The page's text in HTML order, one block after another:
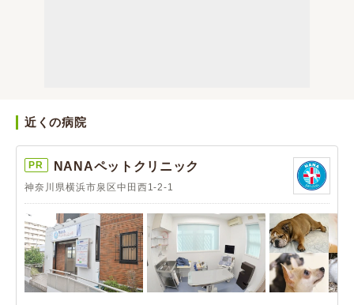
近くの病院
PR NANAペットクリニック
神奈川県横浜市泉区中田西1-2-1